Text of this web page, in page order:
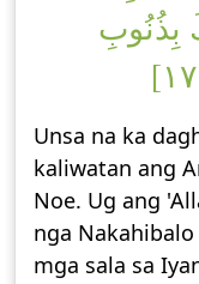
Unsa na ka
kaliwatan ang
Noe. Ug ang
nga
mga sala sa